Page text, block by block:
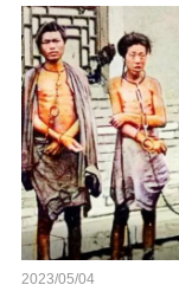
2023/05/04